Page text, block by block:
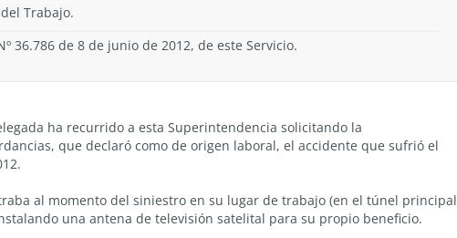
Trabajo.
36.786 de 8 de junio de 2012, de este Servicio.
ha recurrido a esta Superintendencia solicitando la
que declaró como de origen laboral, el accidente que sufrió el
al momento del siniestro en su lugar de trabajo (en el túnel principal
una antena de televisión satelital para su propio beneficio.